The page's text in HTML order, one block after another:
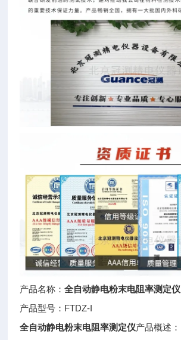
产品名称：全自动静电粉末电阻率测定仪
产品型号：FTDZ-I
全自动静电粉末电阻率测定仪产品概述：